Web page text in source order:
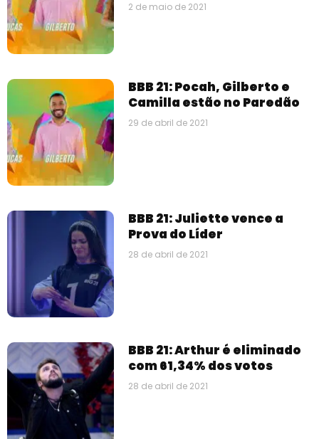
2 de maio de 2021
BBB 21: Pocah, Gilberto e
Camilla estão no Paredão
29 de abril de 2021
BBB 21: Juliette vence a
Prova do Líder
28 de abril de 2021
BBB 21: Arthur é eliminado
com 61,34% dos votos
28 de abril de 2021